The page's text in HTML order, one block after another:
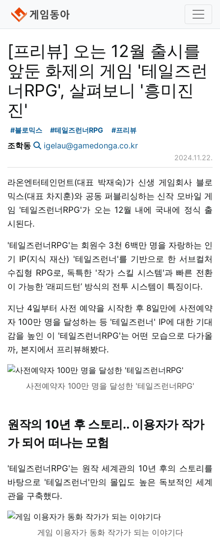
[프리뷰] 오는 12월 출시를
앞둔 화제의 게임 '테일즈런
너RPG', 살펴보니 '흥미진
진'
#블로믹스 #테일즈런너RPG #프리뷰
조학동 igelau@gamedonga.co.kr
2024.11.22.
라온엔터테인먼트(대표 박재숙)가 신생 게임회사 블로
믹스(대표 차지훈)와 공동 퍼블리싱하는 신작 모바일 게
임 '테일즈런너RPG'가 오는 12월 내에 국내에 정식 출
시된다.
'테일즈런너RPG'는 회원수 3천 6백만 명을 자랑하는 인
기 IP(지식 재산) '테일즈런너'를 기반으로 한 서브컬처
수집형 RPG로, 독특한 '작가 스킬 시스템'과 빠른 전환
이 가능한 ‘래피드턴’ 방식의 전투 시스템이 특징이다.
지난 4일부터 사전 예약을 시작한 후 8일만에 사전예약
자 100만 명을 달성하는 등 '테일즈런너' IP에 대한 기대
감을 높인 이 '테일즈런너RPG'는 어떤 모습으로 다가올
까, 본지에서 프리뷰해봤다.
사전예약자 100만 명을 달성한 '테일즈런너RPG'
원작의 10년 후 스토리.. 이용자가 작가
가 되어 떠나는 모험
'테일즈런너RPG'는 원작 세계관의 10년 후의 스토리를
바탕으로 '테일즈런너'만의 몰입도 높은 독보적인 세계
관을 구축했다.
게임 이용자가 동화 작가가 되는 이야기다